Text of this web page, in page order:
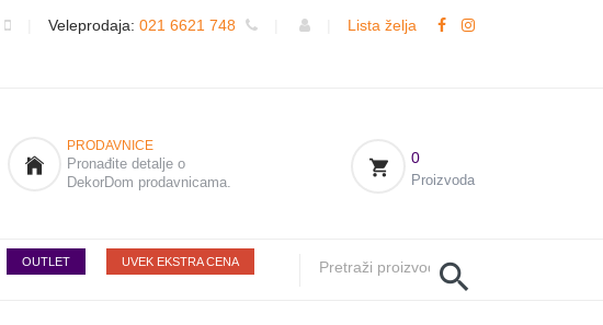
Veleprodaja: 021 6621 748 Lista želja
PRODAVNICE
Pronađite detalje o
DekorDom prodavnicama.
0
Proizvoda
OUTLET UVEK EKSTRA CENA